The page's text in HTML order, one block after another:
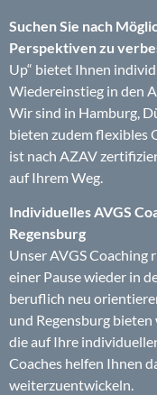
Suchen Sie nach
Perspektiven zu
Up“ bietet Ihnen
Wiedereinstieg in den
Wir sind in Hamburg,
bieten zudem flexibles
ist nach AZAV
auf Ihrem Weg.
Individuelles AVGS
Regensburg
Unser AVGS Coaching
einer Pause wieder in
beruflich neu
und Regensburg
die auf Ihre
Coaches helfen Ihnen
weiterzuentwickeln.